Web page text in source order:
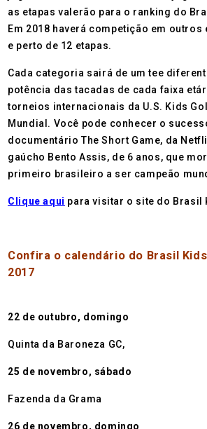
as etapas valerão para o ranking do
Em 2018 haverá competição em
e perto de 12 etapas.
Cada categoria sairá de um tee
potência das tacadas de cada faixa
torneios internacionais da U.S. Kids
Mundial. Você pode conhecer o
documentário The Short Game, da
gaúcho Bento Assis, de 6 anos, que
primeiro brasileiro a ser campeão
Clique aqui para visitar o site do Brasil
Confira o calendário do Brasil
2017
22 de outubro, domingo
Quinta da Baroneza GC,
25 de novembro, sábado
Fazenda da Grama
26 de novembro, domingo